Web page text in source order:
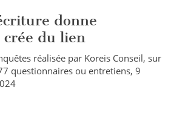
donne
du lien
réalisée par Koreis Conseil, sur
questionnaires ou entretiens, 9